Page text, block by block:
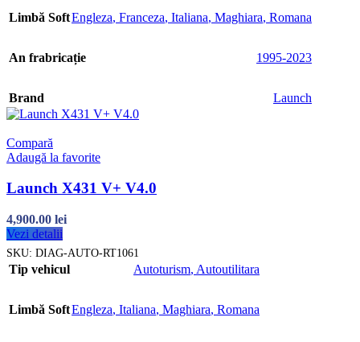
Limbă SoftEngleza, Franceza, Italiana, Maghiara, Romana
An frabricație 1995-2023
Brand Launch
Compară
Adaugă la favorite
Launch X431 V+ V4.0
4,900.00 lei
Vezi detalii
SKU: DIAG-AUTO-RT1061
Tip vehicul Autoturism, Autoutilitara
Limbă SoftEngleza, Italiana, Maghiara, Romana